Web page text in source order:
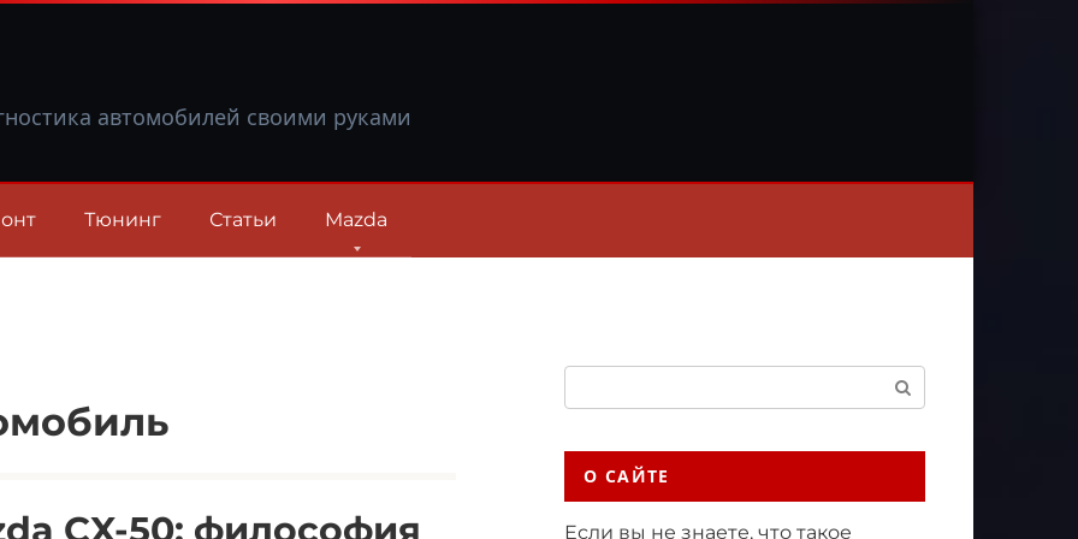
автомобилей своими руками
Тюнинг Статьи Mazda
CX-50: философия
О САЙТЕ
Если вы не знаете, что такое